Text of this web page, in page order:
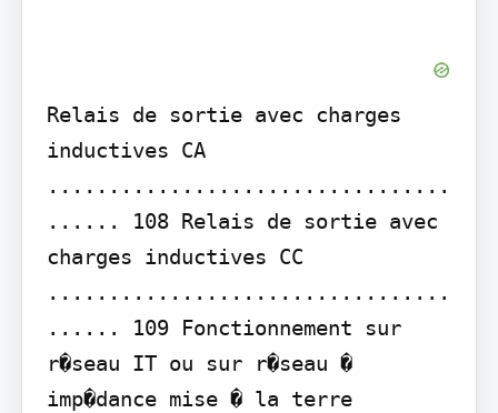
Relais de sortie avec charges
inductives CA
.................................
...... 108 Relais de sortie avec
charges inductives CC
.................................
...... 109 Fonctionnement sur
r�seau IT ou sur r�seau �
imp�dance mise � la terre